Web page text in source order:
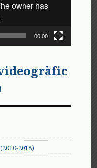
00:00
2018)